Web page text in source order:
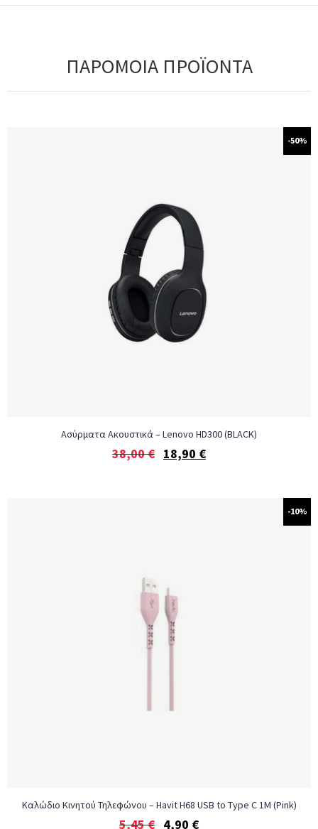
ΠΑΡΟΜΟΙΑ ΠΡΟΪΟΝΤΑ
-50%
Ασύρματα Ακουστικά – Lenovo HD300 (BLACK)
38,00€ 18,90 €
-10%
Καλώδιο Κινητού Τηλεφώνου – Havit H68 USB to Type C 1M (Pink)
5,45€ 4,90 €